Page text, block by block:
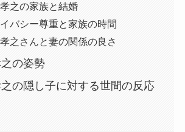
之の家族と結婚
バシー尊重と家族の時間
之さんと妻の関係の良さ
の姿勢
の隠し子に対する世間の反応